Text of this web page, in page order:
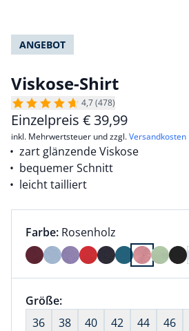
ANGEBOT
Viskose-Shirt
4,7 (478)
Einzelpreis € 39,99
inkl. Mehrwertsteuer und zzgl.Versandkosten
zart glänzende Viskose
bequemer Schnitt
leicht tailliert
Farbauswahl:
Farbe: aktuell ausgewählt:
Rosenholz
Farbe Rosenholz ausgewählt
Größenauswahl:
Größe:nichts ausgewählt
36
38 40 42 44 46